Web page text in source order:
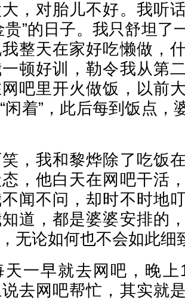
，对胎儿不好。我听
贵”的日子。我只舒坦了
整天在家好吃懒做，
顿好训，勒令我从第
吧里开火做饭，以前
闲着”，此后每到饭点，
我和黎烨除了吃饭在
，他白天在网吧干活
闻不问，却时不时地
道，都是婆婆安排的
无论如何也不会如此细
早就去网吧，晚上
去网吧帮忙，其实就